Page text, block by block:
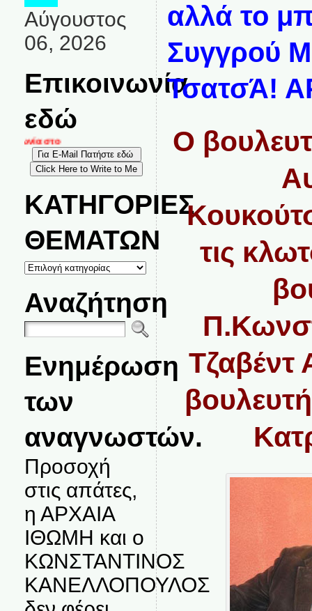
Αύγουστος
06, 2026
Επικοινωνία
εδώ
στο
ΚΑΤΗΓΟΡΙΕΣ
ΘΕΜΑΤΩΝ
ΚΑΤΗΓΟΡΙΕΣ
ΘΕΜΑΤΩΝ
Αναζήτηση
Ενημέρωση
των
αναγνωστών.
Προσοχή
στις απάτες,
η ΑΡΧΑΙΑ
ΙΘΩΜΗ και ο
ΚΩΝΣΤΑΝΤΙΝΟΣ
ΚΑΝΕΛΛΟΠΟΥΛΟΣ
αλλά το
Συγγρού
ΤσατσΆ!
Ο
τις
Τζαβέντ